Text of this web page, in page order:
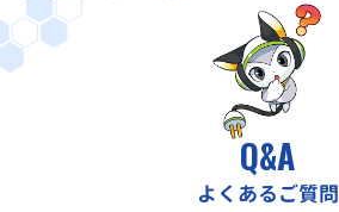
Q&A
よくあるご質問